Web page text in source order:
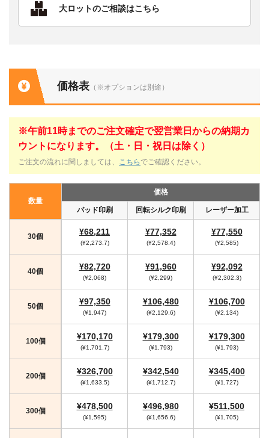
大ロットのご相談はこちら
価格表 （※オプションは別途）
※午前11時までのご注文確定で翌営業日からの納期カ
ウントになります。（土・日・祝日は除く）
ご注文の流れに関しましては、 こちら でご確認ください。
数量
価格
パッド印刷 回転シルク印刷 レーザー加工
30個 ¥68,211
(¥2,273.7)
¥77,352
(¥2,578.4)
¥77,550
(¥2,585)
40個 ¥82,720
(¥2,068)
¥91,960
(¥2,299)
¥92,092
(¥2,302.3)
50個 ¥97,350
(¥1,947)
¥106,480
(¥2,129.6)
¥106,700
(¥2,134)
100個 ¥170,170
(¥1,701.7)
¥179,300
(¥1,793)
¥179,300
(¥1,793)
200個 ¥326,700
(¥1,633.5)
¥342,540
(¥1,712.7)
¥345,400
(¥1,727)
300個 ¥478,500
(¥1,595)
¥496,980
(¥1,656.6)
¥511,500
(¥1,705)